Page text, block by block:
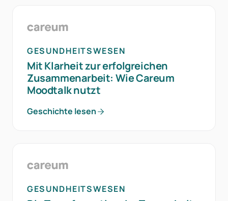
GESUNDHEITSWESEN
Mit Klarheit zur erfolgreichen
Zusammenarbeit: Wie Careum
Moodtalk nutzt
Geschichte lesen
GESUNDHEITSWESEN